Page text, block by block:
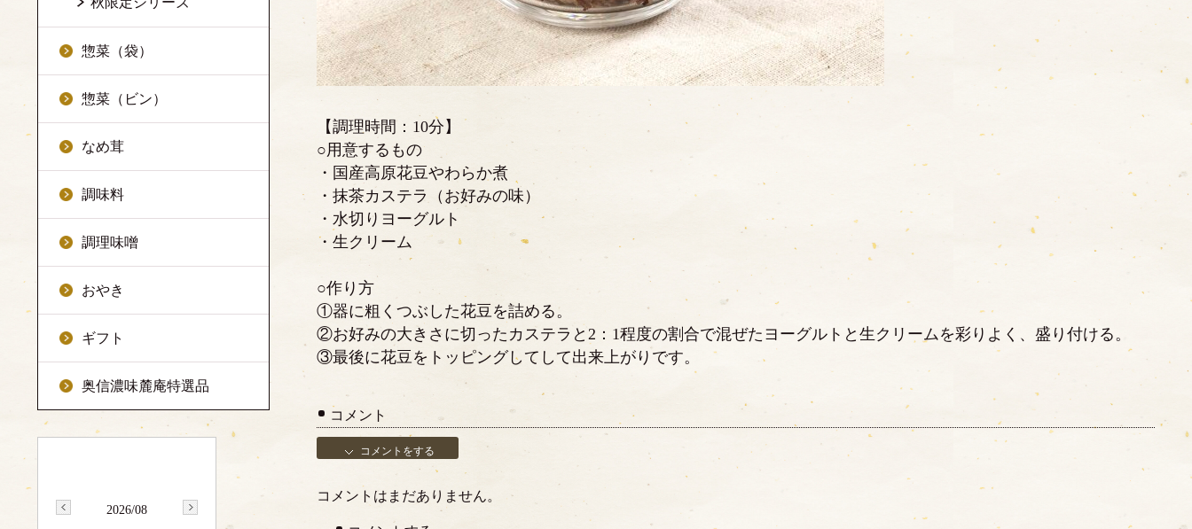
【調理時間：10分】
○用意するもの
・国産高原花豆やわらか煮
・抹茶カステラ（お好みの味）
・水切りヨーグルト
・生クリーム
○作り方
①器に粗くつぶした花豆を詰める。
②お好みの大きさに切ったカステラと2：1程度の割合で混ぜたヨーグルトと生クリームを彩りよく、盛り付ける。
③最後に花豆をトッピングしてして出来上がりです。
コメント
コメントをする
コメントはまだありません。
惣菜（袋）
惣菜（ビン）
なめ茸
調味料
調理味噌
おやき
ギフト
奥信濃味麓庵特選品
2026/08